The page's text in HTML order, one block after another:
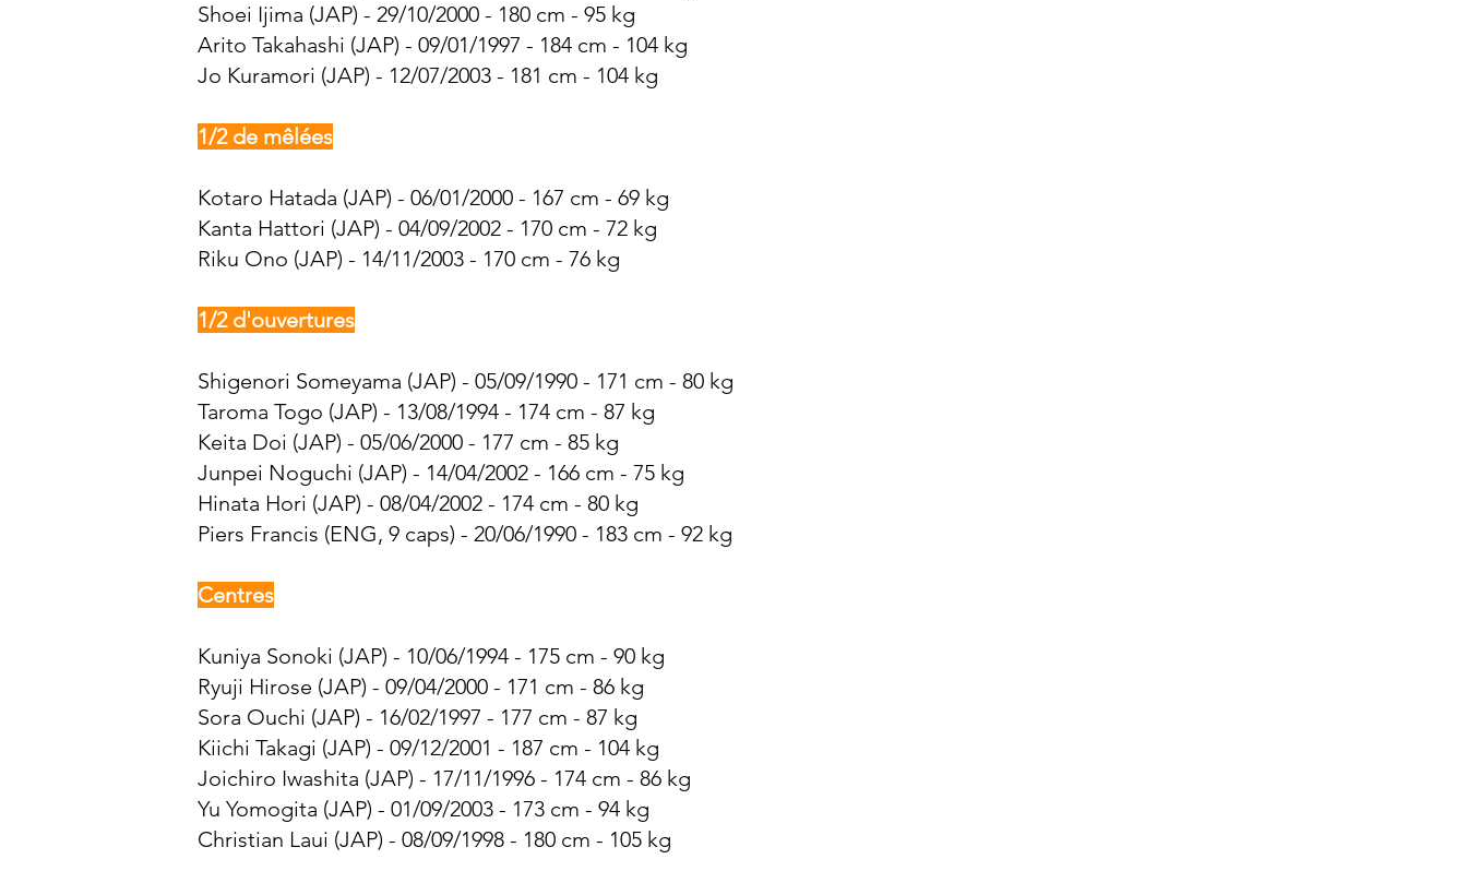
Shoei Ijima (JAP) - 29/10/2000 - 180 cm - 95 kg
Arito Takahashi (JAP) - 09/01/1997 - 184 cm - 104 kg
Jo Kuramori (JAP) - 12/07/2003 - 181 cm - 104 kg
1/2 de mêlées
Kotaro Hatada (JAP) - 06/01/2000 - 167 cm - 69 kg
Kanta Hattori (JAP) - 04/09/2002 - 170 cm - 72 kg
Riku Ono (JAP) - 14/11/2003 - 170 cm - 76 kg
1/2 d'ouvertures
Shigenori Someyama (JAP) - 05/09/1990 - 171 cm - 80 kg
Taroma Togo (JAP) - 13/08/1994 - 174 cm - 87 kg
Keita Doi (JAP) - 05/06/2000 - 177 cm - 85 kg
Junpei Noguchi (JAP) - 14/04/2002 - 166 cm - 75 kg
Hinata Hori (JAP) - 08/04/2002 - 174 cm - 80 kg
Piers Francis (ENG, 9 caps) - 20/06/1990 - 183 cm - 92 kg
Centres
Kuniya Sonoki (JAP) - 10/06/1994 - 175 cm - 90 kg
Ryuji Hirose (JAP) - 09/04/2000 - 171 cm - 86 kg
Sora Ouchi (JAP) - 16/02/1997 - 177 cm - 87 kg
Kiichi Takagi (JAP) - 09/12/2001 - 187 cm - 104 kg
Joichiro Iwashita (JAP) - 17/11/1996 - 174 cm - 86 kg
Yu Yomogita (JAP) - 01/09/2003 - 173 cm - 94 kg
Christian Laui (JAP) - 08/09/1998 - 180 cm - 105 kg